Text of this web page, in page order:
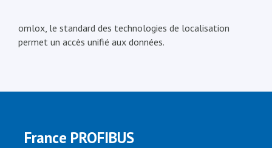
omlox, le standard des technologies de localisation
permet un accès unifié aux données.
France PROFIBUS